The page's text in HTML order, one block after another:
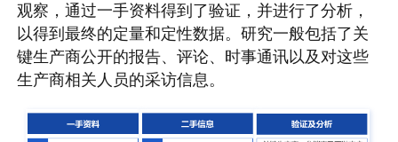
观察，通过一手资料得到了验证，并进行了分析，
以得到最终的定量和定性数据。研究一般包括了关
键生产商公开的报告、评论、时事通讯以及对这些
生产商相关人员的采访信息。